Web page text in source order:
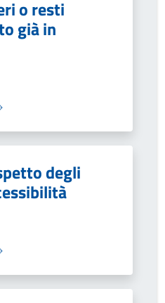
o resti
già in
degli